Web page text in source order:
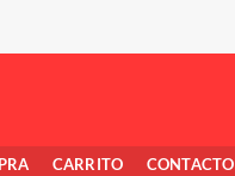
CARRITO CONTACTO